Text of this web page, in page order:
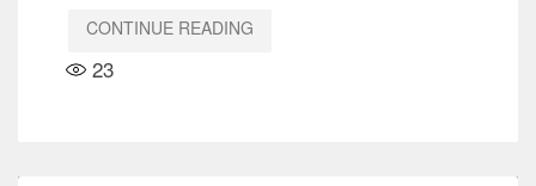
CONTINUE READING
23